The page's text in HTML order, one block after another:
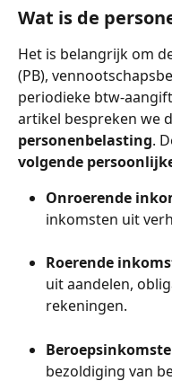
Wat is de
Het is belangrijk om
(PB),
periodieke btw-
artikel bespreken we
personenbelasting.
volgende
Onroerende
inkomsten uit
Roerende
uit aandelen,
rekeningen.
bezoldiging van